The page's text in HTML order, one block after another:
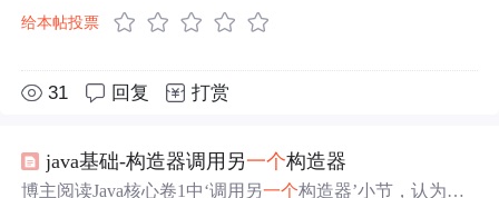
给本帖投票
31 回复 打赏
java基础-构造器调用另一个构造器
博主阅读Java核心卷1中‘调用另一个构造器’小节，认为书